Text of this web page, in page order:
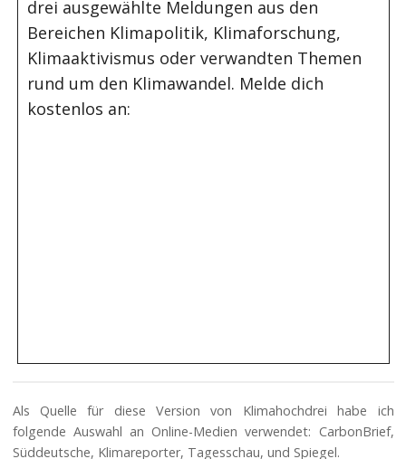
drei ausgewählte Meldungen aus den
Bereichen Klimapolitik, Klimaforschung,
Klimaaktivismus oder verwandten Themen
rund um den Klimawandel. Melde dich
kostenlos an:
Als Quelle für diese Version von Klimahochdrei habe ich
folgende Auswahl an Online-Medien verwendet: CarbonBrief,
Süddeutsche, Klimareporter, Tagesschau, und Spiegel.